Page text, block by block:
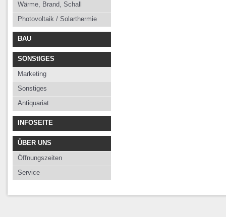
Wärme, Brand, Schall
Photovoltaik / Solarthermie
BAU
SONStIGES
Marketing
Sonstiges
Antiquariat
INFOSEITE
ÜBER UNS
Öffnungszeiten
Service